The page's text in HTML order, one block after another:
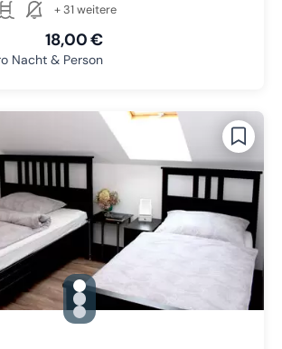
+ 31 weitere
18,00 €
Nacht & Person
gallery.slide_selector
Zu Slide 1 wechseln
Zu Slide 2 wechseln
Zu Slide 3 wechseln